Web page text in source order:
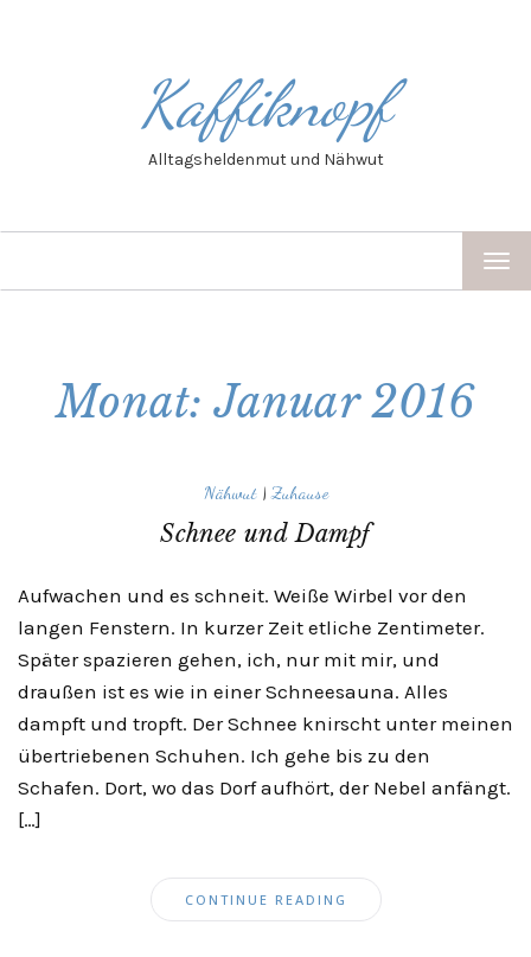
Kaffiknopf
Alltagsheldenmut und Nähwut
Monat: Januar 2016
Nähwut|Zuhause
Schnee und Dampf
Aufwachen und es schneit. Weiße Wirbel vor den
langen Fenstern. In kurzer Zeit etliche Zentimeter.
Später spazieren gehen, ich, nur mit mir, und
draußen ist es wie in einer Schneesauna. Alles
dampft und tropft. Der Schnee knirscht unter meinen
übertriebenen Schuhen. Ich gehe bis zu den
Schafen. Dort, wo das Dorf aufhört, der Nebel anfängt.
[…]
CONTINUE READING